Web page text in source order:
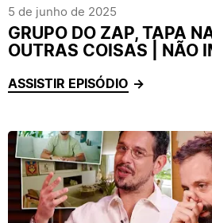
5 de junho de 2025
GRUPO DO ZAP, TAPA
OUTRAS COISAS | NÃO
ASSISTIR EPISÓDIO